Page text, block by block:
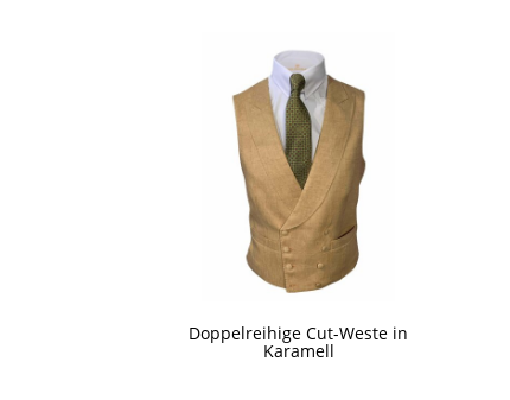
Doppelreihige Cut-Weste in
Karamell